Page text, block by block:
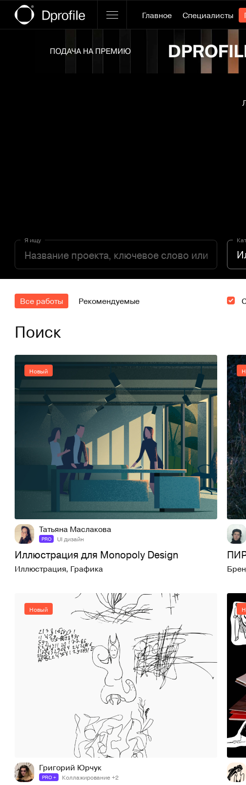
Главное Специалисты
Я ищу
Все работы Рекомендуемые
Поиск
Новый
5 21
Татьяна Маслакова
PRO UI дизайн
Иллюстрация для Monopoly Design
Иллюстрация, Графика
Новый
Григорий Юрчук
PRO + Коллажирование +2